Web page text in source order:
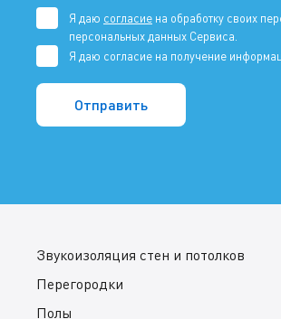
Я даю согласие на обработку своих
персональных данных Сервиса.
Я даю согласие на получение
Звукоизоляция стен и потолков
Перегородки
Полы